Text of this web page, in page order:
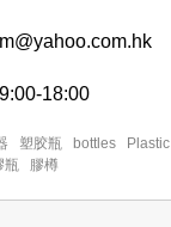
18:00
塑胶瓶 bottles Plastic
瓶 膠樽